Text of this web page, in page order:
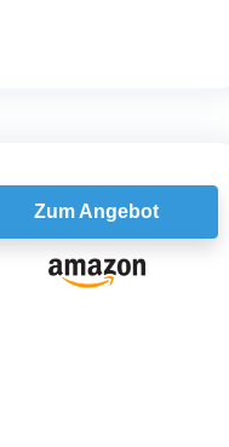
Zum Angebot